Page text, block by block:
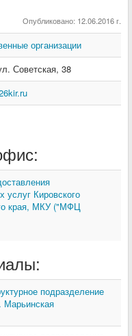
Опубликовано: 12.06.2016 г.
организации
Советская, 38
услуг Кировского
края, МКУ ("МФЦ
подразделение